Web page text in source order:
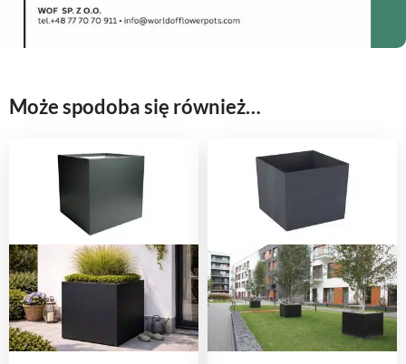
Może spodoba się również…